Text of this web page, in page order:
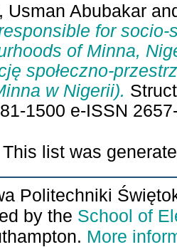
Usman Abubakar
for
of Minna,
społeczno-
w Nigerii).
1500 e-ISSN
This list was
Politechniki
by the School of
More